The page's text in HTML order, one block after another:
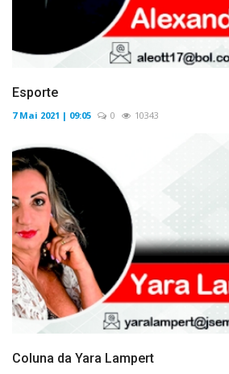
Esporte
7 Mai 2021 | 09:05 0 10343
Coluna da Yara Lampert